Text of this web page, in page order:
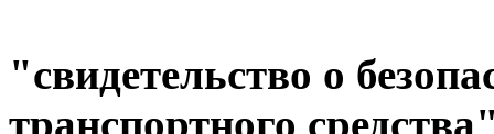
"свидетельство о
транспортного